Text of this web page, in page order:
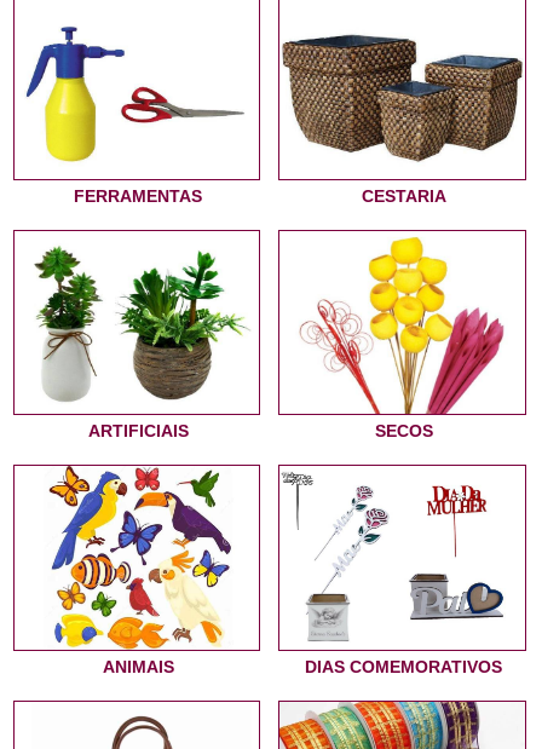
FERRAMENTAS CESTARIA
ARTIFICIAIS SECOS
ANIMAIS DIAS COMEMORATIVOS